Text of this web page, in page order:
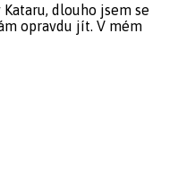
dlouho jsem se
opravdu jít. V mém